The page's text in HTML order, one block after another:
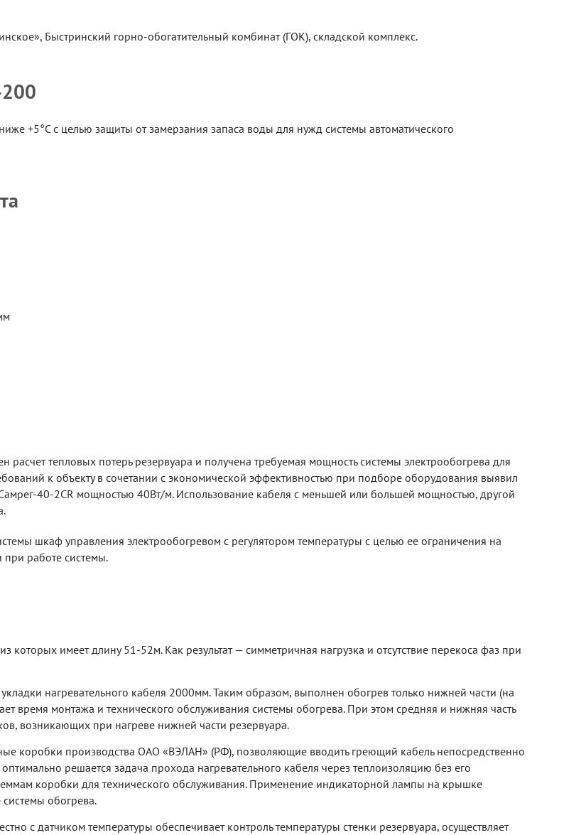
Быстринский горно-обогатительный комбинат (ГОК), складской комплекс.
+5°C с целью защиты от замерзания запаса воды для нужд системы автоматического
тепловых потерь резервуара и получена требуемая мощность системы электрообогрева для
к объекту в сочетании с экономической эффективностью при подборе оборудования выявил
40-2CR мощностью 40Вт/м. Использование кабеля с меньшей или большей мощностью, другой
шкаф управления электрообогревом с регулятором температуры с целью ее ограничения на
работе системы.
которых имеет длину 51-52м. Как результат — симметричная нагрузка и отсутствие перекоса фаз при
нагревательного кабеля 2000мм. Таким образом, выполнен обогрев только нижней части (на
время монтажа и технического обслуживания системы обогрева. При этом средняя и нижняя часть
возникающих при нагреве нижней части резервуара.
коробки производства ОАО «ВЭЛАН» (РФ), позволяющие вводить греющий кабель непосредственно
решается задача прохода нагревательного кабеля через теплоизоляцию без его
коробки для технического обслуживания. Применение индикаторной лампы на крышке
обогрева.
с датчиком температуры обеспечивает контроль температуры стенки резервуара, осуществляет